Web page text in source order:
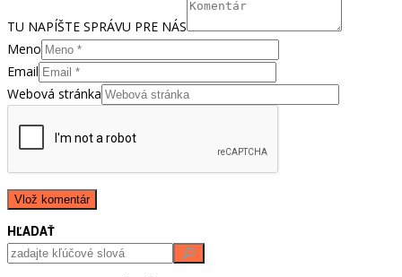
TU NAPÍŠTE SPRÁVU PRE NÁS
Meno
Email
Webová stránka
HĽADAŤ